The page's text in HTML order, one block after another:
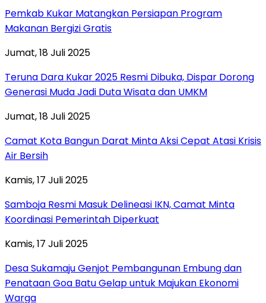
Pemkab Kukar Matangkan Persiapan Program
Makanan Bergizi Gratis
Jumat, 18 Juli 2025
Teruna Dara Kukar 2025 Resmi Dibuka, Dispar Dorong
Generasi Muda Jadi Duta Wisata dan UMKM
Jumat, 18 Juli 2025
Camat Kota Bangun Darat Minta Aksi Cepat Atasi Krisis
Air Bersih
Kamis, 17 Juli 2025
Samboja Resmi Masuk Delineasi IKN, Camat Minta
Koordinasi Pemerintah Diperkuat
Kamis, 17 Juli 2025
Desa Sukamaju Genjot Pembangunan Embung dan
Penataan Goa Batu Gelap untuk Majukan Ekonomi
Warga